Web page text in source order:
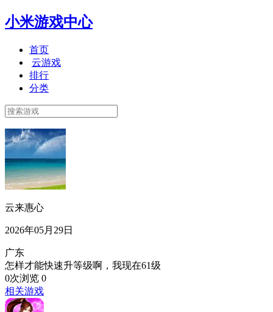
小米游戏中心
首页
云游戏
排行
分类
云来惠心
2026年05月29日
广东
怎样才能快速升等级啊，我现在61级
0次浏览 0
相关游戏